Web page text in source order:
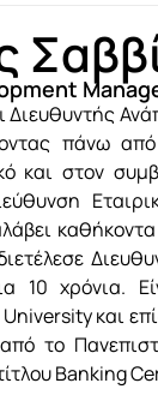
πάνω από
και στον
10 χρόνια.
και
το